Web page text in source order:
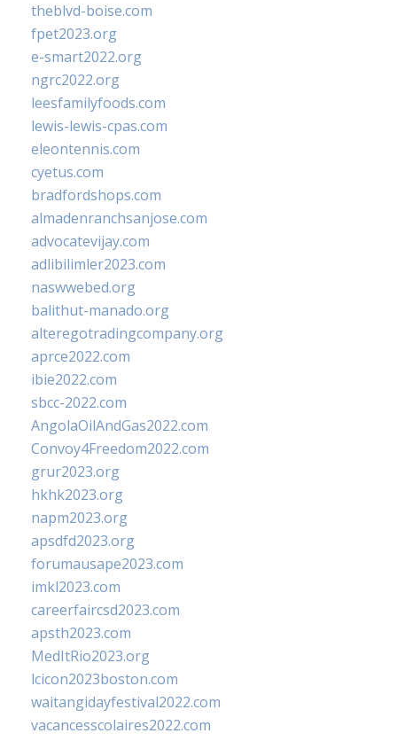
theblvd-boise.com
fpet2023.org
e-smart2022.org
ngrc2022.org
leesfamilyfoods.com
lewis-lewis-cpas.com
eleontennis.com
cyetus.com
bradfordshops.com
almadenranchsanjose.com
advocatevijay.com
adlibilimler2023.com
naswwebed.org
balithut-manado.org
alteregotradingcompany.org
aprce2022.com
ibie2022.com
sbcc-2022.com
AngolaOilAndGas2022.com
Convoy4Freedom2022.com
grur2023.org
hkhk2023.org
napm2023.org
apsdfd2023.org
forumausape2023.com
imkl2023.com
careerfaircsd2023.com
apsth2023.com
MedItRio2023.org
lcicon2023boston.com
waitangidayfestival2022.com
vacancesscolaires2022.com